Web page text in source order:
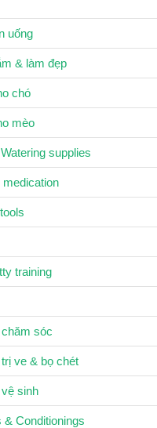
uống
& làm đẹp
chó
mèo
supplies
medication
training
sóc
ve & bọ chét
sinh
& Conditionings